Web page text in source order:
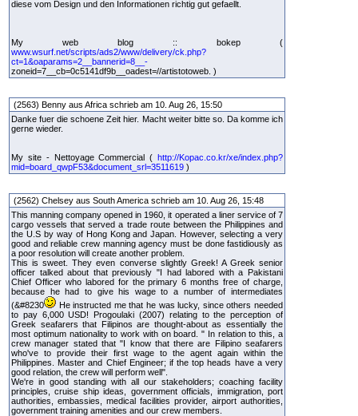
diese vom Design und den Informationen richtig gut gefaellt.
My web blog :: bokep (
www.wsurf.net/scripts/ads2/www/delivery/ck.php?
ct=1&oaparams=2__bannerid=8__-
zoneid=7__cb=0c5141df9b__oadest=//artistotoweb. )
(2563) Benny aus Africa schrieb am 10. Aug 26, 15:50
Danke fuer die schoene Zeit hier. Macht weiter bitte so. Da komme ich
gerne wieder.
My site - Nettoyage Commercial ( http://Kopac.co.kr/xe/index.php?
mid=board_qwpF53&document_srl=3511619 )
(2562) Chelsey aus South America schrieb am 10. Aug 26, 15:48
This manning company opened in 1960, it operated a liner service of 7
cargo vessels that served a trade route between the Philippines and
the U.S by way of Hong Kong and Japan. However, selecting a very
good and reliable crew manning agency must be done fastidiously as
a poor resolution will create another problem.
This is sweet. They even converse slightly Greek! A Greek senior
officer talked about that previously "I had labored with a Pakistani
Chief Officer who labored for the primary 6 months free of charge,
because he had to give his wage to a number of intermediates
(&#8230
He instructed me that he was lucky, since others needed
to pay 6,000 USD! Progoulaki (2007) relating to the perception of
Greek seafarers that Filipinos are thought-about as essentially the
most optimum nationality to work with on board. " In relation to this, a
crew manager stated that "I know that there are Filipino seafarers
who've to provide their first wage to the agent again within the
Philippines. Master and Chief Engineer; if the top heads have a very
good relation, the crew will perform well".
We're in good standing with all our stakeholders; coaching facility
principles, cruise ship ideas, government officials, immigration, port
authorities, embassies, medical facilities provider, airport authorities,
government training amenities and our crew members.